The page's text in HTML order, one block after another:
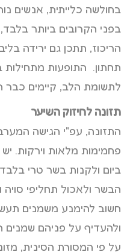
בחולשה כלייתית, אנשים
בפני הקרובים ביותר בלבד,
הריכוז, תתכן גם ירידה
תחתון. התופעות
לתשומת הלב, קיימים כבר
תזונה לחיזוק השיער
התזונה, עפ"י הגישה
פחמימות מלאות וירקות.
ביום ולקנות בשר טרי
הבשר ולאכול תחליפי
חשוב להימנע משמנים
ולהעדיף על פניהם שמנים
על פי המסורת הסינית,